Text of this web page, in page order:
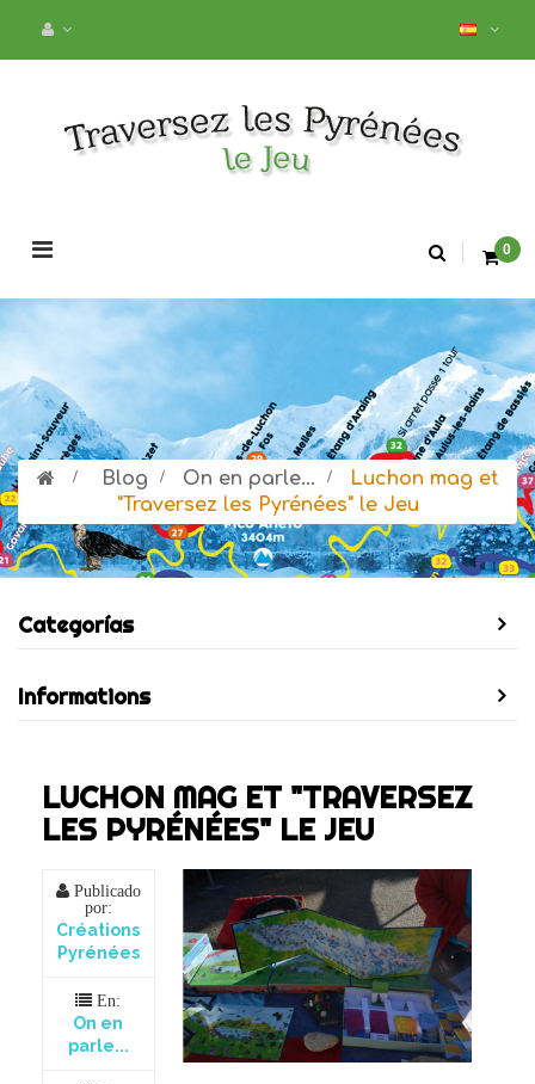
Navegación
palanca
0
> Blog > On en parle... >
Luchon mag et
"Traversez les Pyrénées" le Jeu
Categorías
Informations
LUCHON MAG ET "TRAVERSEZ
LES PYRÉNÉES" LE JEU
Publicado
por:
Créations
Pyrénées
En:
On en
parle...